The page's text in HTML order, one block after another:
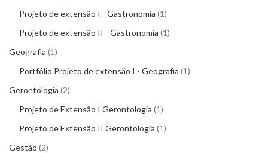
Projeto de extensão I - Gastronomia 1
Projeto de extensão II - Gastronomia 1
Geografia 1
Portfólio Projeto de extensão I - Geografia 1
Gerontologia 2
Projeto de Extensão I Gerontologia 1
Projeto de Extensão II Gerontologia 1
Gestão 2